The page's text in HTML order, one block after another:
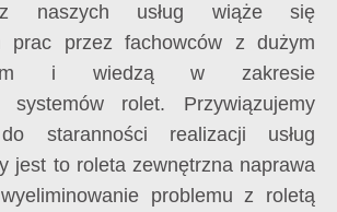
z naszych usług wiąże się
prac przez fachowców z dużym
i wiedzą w zakresie
systemów rolet. Przywiązujemy
staranności realizacji usług
jest to roleta zewnętrzna naprawa
problemu z roletą